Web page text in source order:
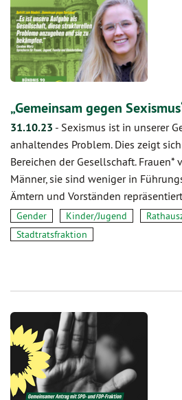
„Gemeinsam gegen
31.10.23 - Sexismus ist in unserer
anhaltendes Problem. Dies zeigt
Bereichen der Gesellschaft.
Männer, sie sind weniger in
Ämtern und Vorständen
Gender Kinder/Jugend
Stadtratsfraktion